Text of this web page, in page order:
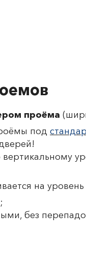
проёма
под
на
без